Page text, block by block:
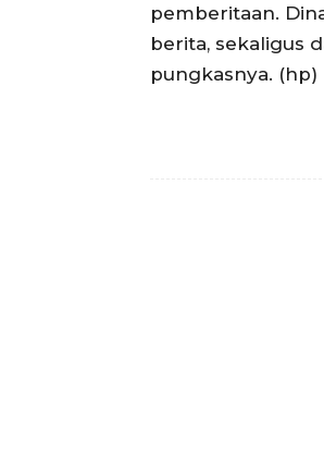
pemberitaan.
berita, sekaligus
pungkasnya. (hp)